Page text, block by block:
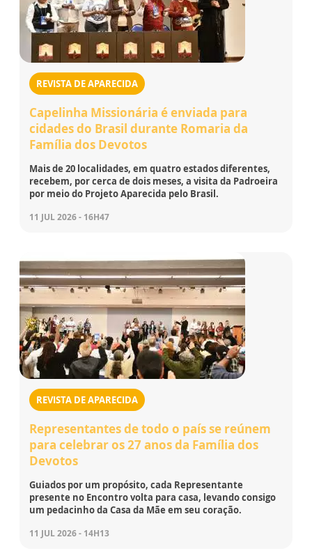
REVISTA DE APARECIDA
Capelinha Missionária é enviada para
cidades do Brasil durante Romaria da
Família dos Devotos
Mais de 20 localidades, em quatro estados diferentes,
recebem, por cerca de dois meses, a visita da Padroeira
por meio do Projeto Aparecida pelo Brasil.
11 JUL 2026 - 16H47
REVISTA DE APARECIDA
Representantes de todo o país se reúnem
para celebrar os 27 anos da Família dos
Devotos
Guiados por um propósito, cada Representante
presente no Encontro volta para casa, levando consigo
um pedacinho da Casa da Mãe em seu coração.
11 JUL 2026 - 14H13